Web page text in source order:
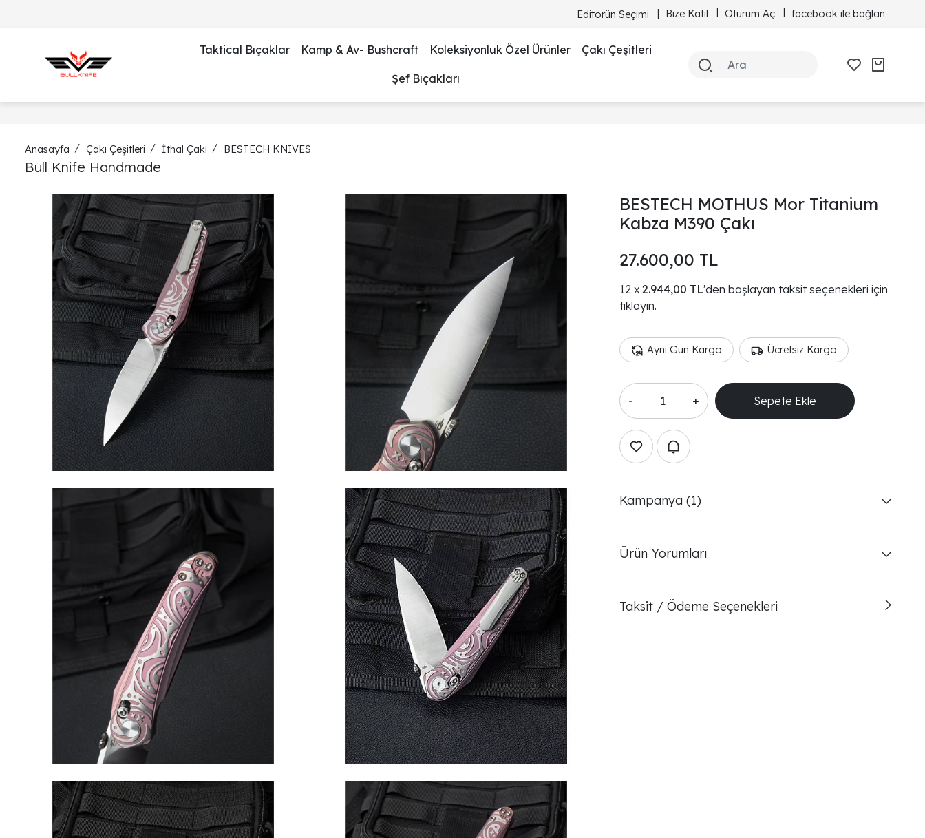
Editörün Seçimi Bize Katıl Oturum Aç facebook ile bağlan
Taktical Bıçaklar Kamp & Av- Bushcraft Koleksiyonluk Özel Ürünler Çakı Çeşitleri
Şef Bıçakları
Anasayfa Çakı Çeşitleri İthal Çakı BESTECH KNIVES
Bull Knife Handmade
BESTECH MOTHUS Mor Titanium
Kabza M390 Çakı
27.600,00 TL
2.944,00 TL'den başlayan taksit seçenekleri için
tıklayın.
Aynı Gün Kargo Ücretsiz Kargo
- + Sepete Ekle
Kampanya (1)
Ürün Yorumları
Taksit / Ödeme Seçenekleri